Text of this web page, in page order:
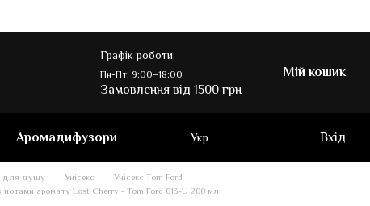
Графік роботи:
Пн-Пт: 9:00–18:00
Замовлення від 1500 грн
Мій кошик
Аромадифузори Укр Вхід
для душу Унісекс
Унісекс Tom Ford
аромату Lost Cherry - Tom Ford 013-U 200 мл